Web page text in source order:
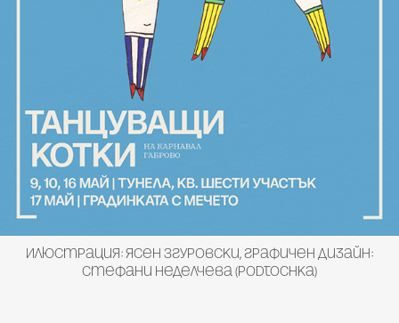
Илюстрация: Ясен Згуровски, графичен дизайн:
Стефани Неделчева (Podtochka)